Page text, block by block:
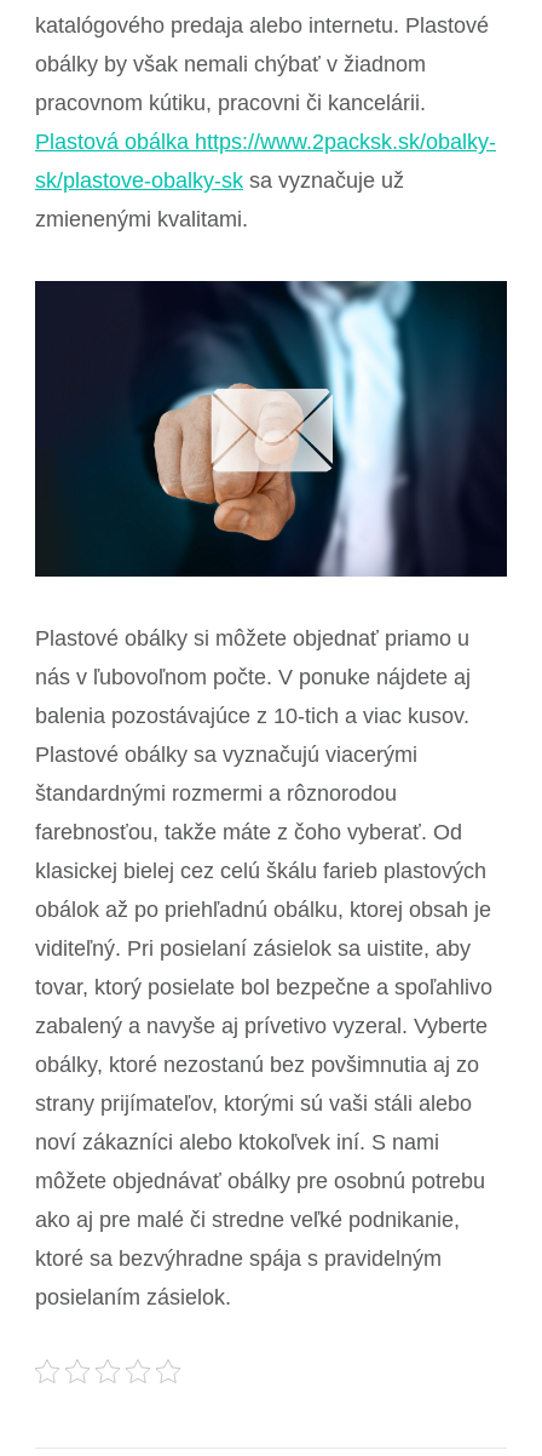
katalógového predaja alebo internetu. Plastové
obálky by však nemali chýbať v žiadnom
pracovnom kútiku, pracovni či kancelárii.
Plastová obálka https://www.2packsk.sk/obalky-
sk/plastove-obalky-sk sa vyznačuje už
zmienenými kvalitami.
Plastové obálky si môžete objednať priamo u
nás v ľubovoľnom počte. V ponuke nájdete aj
balenia pozostávajúce z 10-tich a viac kusov.
Plastové obálky sa vyznačujú viacerými
štandardnými rozmermi a rôznorodou
farebnosťou, takže máte z čoho vyberať. Od
klasickej bielej cez celú škálu farieb plastových
obálok až po priehľadnú obálku, ktorej obsah je
viditeľný. Pri posielaní zásielok sa uistite, aby
tovar, ktorý posielate bol bezpečne a spoľahlivo
zabalený a navyše aj prívetivo vyzeral. Vyberte
obálky, ktoré nezostanú bez povšimnutia aj zo
strany prijímateľov, ktorými sú vaši stáli alebo
noví zákazníci alebo ktokoľvek iní. S nami
môžete objednávať obálky pre osobnú potrebu
ako aj pre malé či stredne veľké podnikanie,
ktoré sa bezvýhradne spája s pravidelným
posielaním zásielok.